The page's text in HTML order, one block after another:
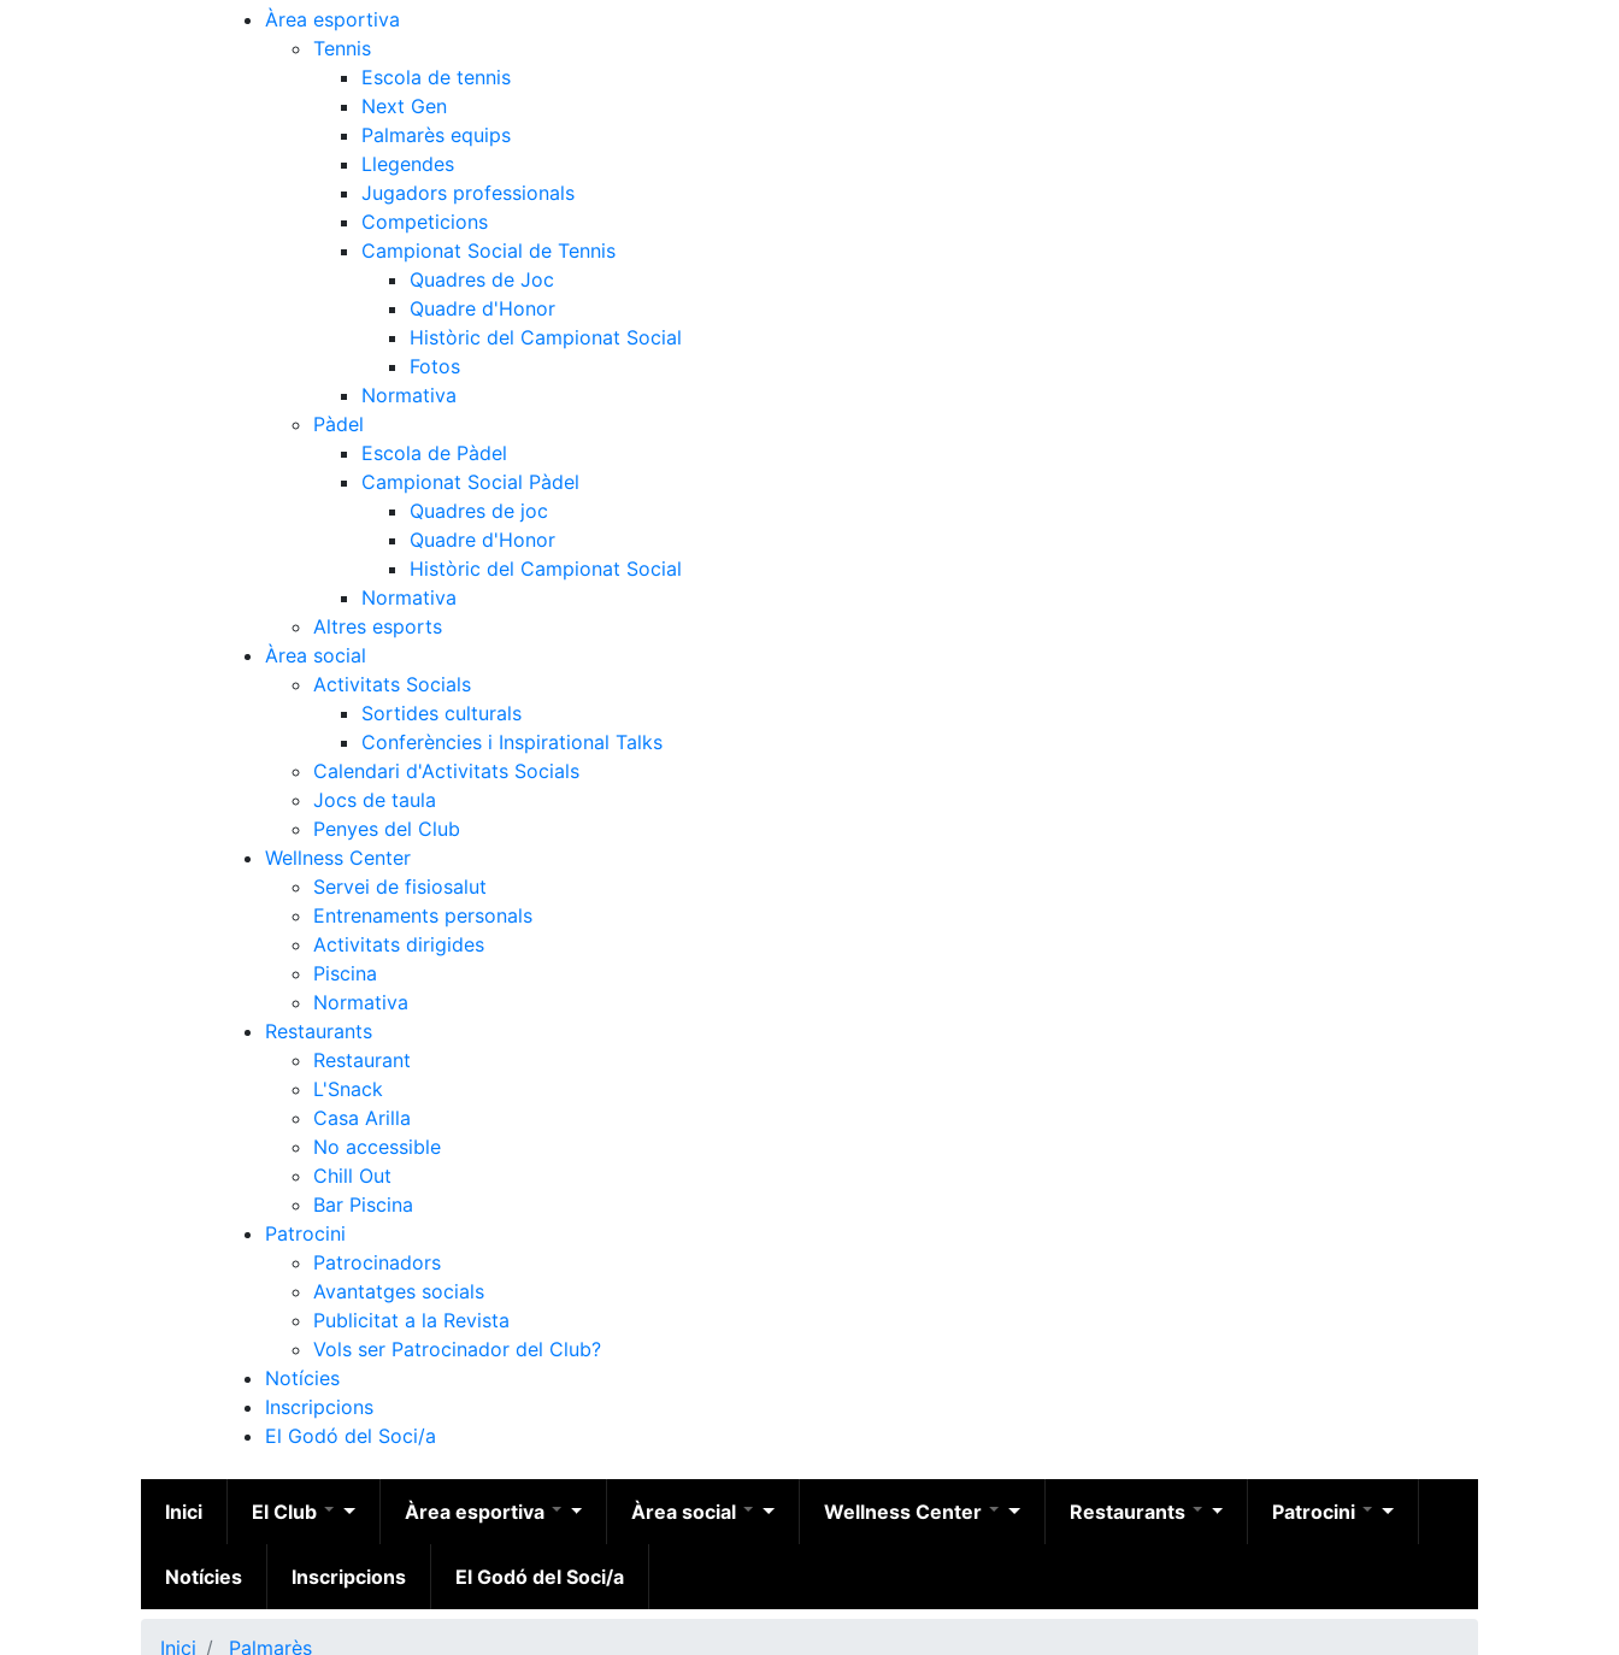
Àrea esportiva
Tennis
Escola de tennis
Next Gen
Palmarès equips
Llegendes
Jugadors professionals
Competicions
Campionat Social de Tennis
Quadres de Joc
Quadre d'Honor
Històric del Campionat Social
Fotos
Normativa
Pàdel
Escola de Pàdel
Campionat Social Pàdel
Quadres de joc
Quadre d'Honor
Històric del Campionat Social
Normativa
Altres esports
Àrea social
Activitats Socials
Sortides culturals
Conferències i Inspirational Talks
Calendari d'Activitats Socials
Jocs de taula
Penyes del Club
Wellness Center
Servei de fisiosalut
Entrenaments personals
Activitats dirigides
Piscina
Normativa
Restaurants
Restaurant
L'Snack
Casa Arilla
No accessible
Chill Out
Bar Piscina
Patrocini
Patrocinadors
Avantatges socials
Publicitat a la Revista
Vols ser Patrocinador del Club?
Notícies
Inscripcions
El Godó del Soci/a
Inici El Club Àrea esportiva Àrea social Wellness Center Restaurants Patrocini
Notícies Inscripcions El Godó del Soci/a
Inici Palmarès